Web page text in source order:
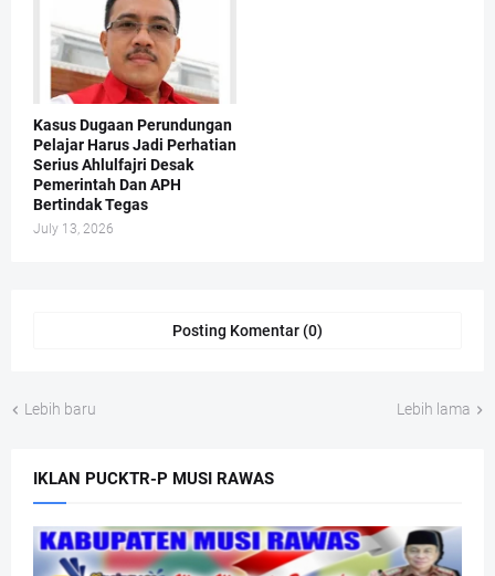
Kasus Dugaan Perundungan
Pelajar Harus Jadi Perhatian
Serius Ahlulfajri Desak
Pemerintah Dan APH
Bertindak Tegas
July 13, 2026
Posting Komentar (0)
Lebih baru Lebih lama
IKLAN PUCKTR-P MUSI RAWAS